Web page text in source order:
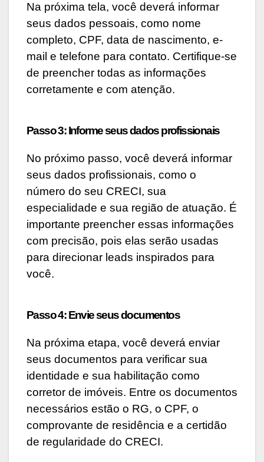
Na próxima tela, você deverá informar
seus dados pessoais, como nome
completo, CPF, data de nascimento, e-
mail e telefone para contato. Certifique-se
de preencher todas as informações
corretamente e com atenção.
Passo 3: Informe seus dados profissionais
No próximo passo, você deverá informar
seus dados profissionais, como o
número do seu CRECI, sua
especialidade e sua região de atuação. É
importante preencher essas informações
com precisão, pois elas serão usadas
para direcionar leads inspirados para
você.
Passo 4: Envie seus documentos
Na próxima etapa, você deverá enviar
seus documentos para verificar sua
identidade e sua habilitação como
corretor de imóveis. Entre os documentos
necessários estão o RG, o CPF, o
comprovante de residência e a certidão
de regularidade do CRECI.